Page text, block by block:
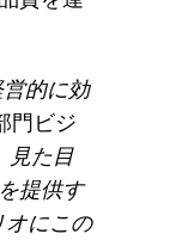
的に効
門ビジ
見た目
提供す
にこの